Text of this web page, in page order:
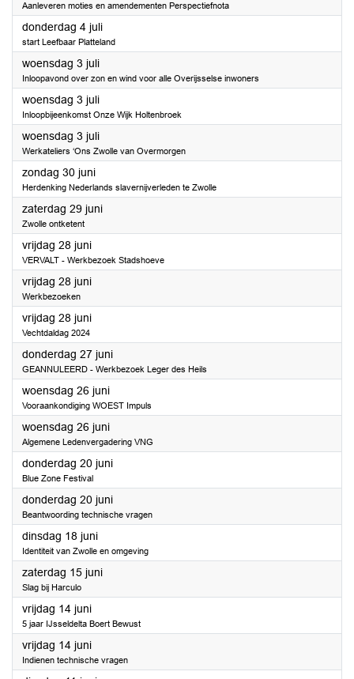
Aanleveren moties en amendementen Perspectiefnota
donderdag 4 juli2024
start Leefbaar Platteland
woensdag 3 juli2024
Inloopavond over zon en wind voor alle Overijsselse inwoners
woensdag 3 juli2024
Inloopbijeenkomst Onze Wijk Holtenbroek
woensdag 3 juli2024
Werkateliers ‘Ons Zwolle van Overmorgen
zondag 30 juni2024
Herdenking Nederlands slavernijverleden te Zwolle
zaterdag 29 juni2024
Zwolle ontketent
vrijdag 28 juni2024
VERVALT - Werkbezoek Stadshoeve
vrijdag 28 juni2024
Werkbezoeken
vrijdag 28 juni2024
Vechtdaldag 2024
donderdag 27 juni2024
GEANNULEERD - Werkbezoek Leger des Heils
woensdag 26 juni2024
Vooraankondiging WOEST Impuls
woensdag 26 juni2024
Algemene Ledenvergadering VNG
donderdag 20 juni2024
Blue Zone Festival
donderdag 20 juni2024
Beantwoording technische vragen
dinsdag 18 juni2024
Identiteit van Zwolle en omgeving
zaterdag 15 juni2024
Slag bij Harculo
vrijdag 14 juni2024
5 jaar IJsseldelta Boert Bewust
vrijdag 14 juni2024
Indienen technische vragen